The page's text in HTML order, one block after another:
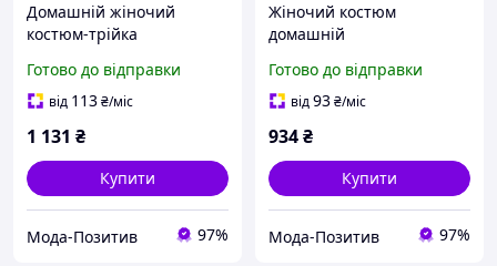
Домашній жіночий
костюм-трійка
Готово до відправки
від 113₴/міс
1 131 ₴
Купити
Мода-Позитив 97%
Жіночий костюм
домашній
Готово до відправки
від93₴/міс
934₴
Купити
Мода-Позитив 97%